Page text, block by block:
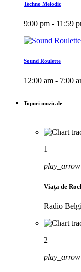
Techno Melodic
9:00 pm - 11:59
Sound Roulette
12:00 am - 7:00
Topuri muzicale
1
play_arrow
Viața de
Radio
2
play_arrow